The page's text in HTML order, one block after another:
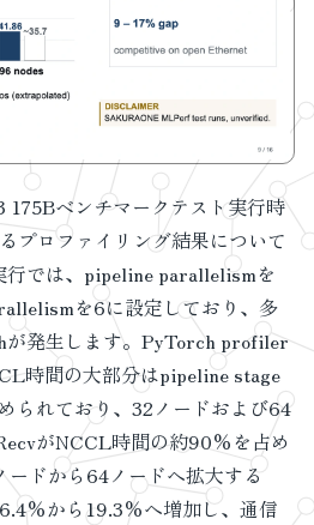
ベンチマークテスト実行時
プロファイリング結果について
行では、pipeline parallelismを
を6に設定しており、多
発生します。PyTorch profiler
時間の大部分はpipeline stage
られており、32ノードおよび64
がNCCL時間の約90%を占め
ドから64ノードへ拡大する
から19.3%へ増加し、通信